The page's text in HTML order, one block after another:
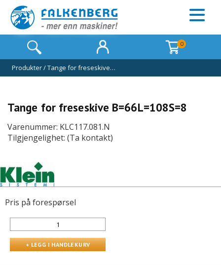
0
Produkter/Tange for freseskive…
Tange for freseskive B=66L=108S=8
Varenummer: KLC117.081.N
Tilgjengelighet: (Ta kontakt)
Pris på forespørsel